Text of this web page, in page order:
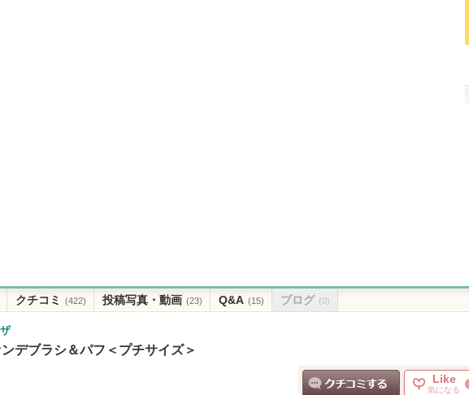
クチコミ (422) 投稿写真・動画 (23) Q&A (15) ブログ (0)
デブラシ＆パフ＜プチサイズ＞
Like
気になる